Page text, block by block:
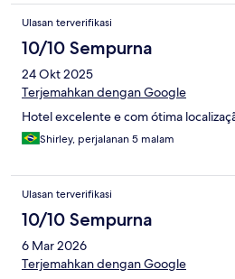
Ulasan terverifikasi
10/10 Sempurna
24 Okt 2025
Terjemahkan dengan Google
Hotel excelente e com ótima
Shirley, perjalanan 5 malam
Ulasan terverifikasi
10/10 Sempurna
6 Mar 2026
Terjemahkan dengan Google